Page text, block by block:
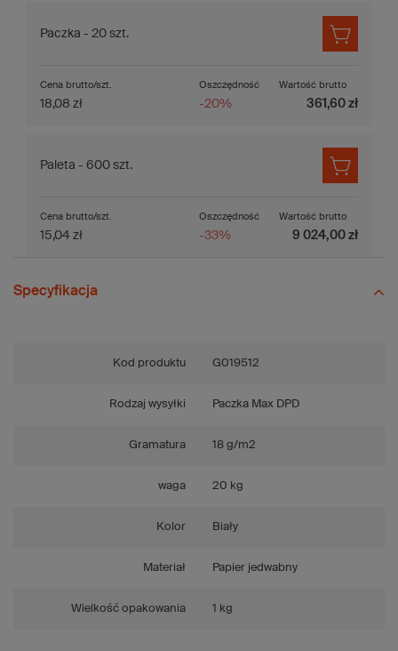
Paczka - 20 szt.
Oszczędność
-20%
Cena brutto/szt.
18,08 zł
Wartość brutto
361,60 zł
Paleta - 600 szt.
Oszczędność
-33%
Cena brutto/szt.
15,04 zł
Wartość brutto
9 024,00 zł
Specyfikacja
Kod produktu G019512
Rodzaj wysyłki Paczka Max DPD
Gramatura 18 g/m2
waga 20 kg
Kolor Biały
Materiał Papier jedwabny
Wielkość opakowania 1 kg